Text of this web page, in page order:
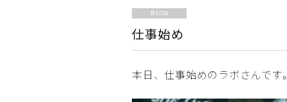
BLOG
仕事始め
本日、仕事始めのラボさんです。